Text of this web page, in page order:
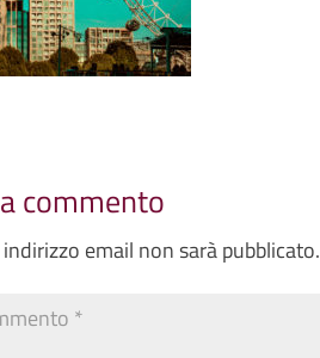
commento
email non sarà pubblicato.